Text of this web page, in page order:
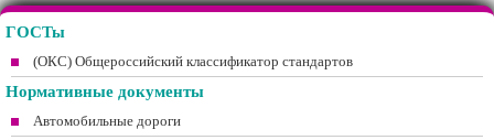
ГОСТы
(ОКС) Общероссийский классификатор стандартов
Нормативные документы
Автомобильные дороги